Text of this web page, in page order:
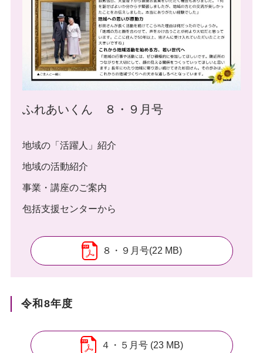
ふれあいくん ８・９月号
地域の「活躍人」紹介
地域の活動紹介
事業・講座のご案内
包括支援センターから
８・９月号(22 MB)
令和8年度
４・５月号 (23 MB)